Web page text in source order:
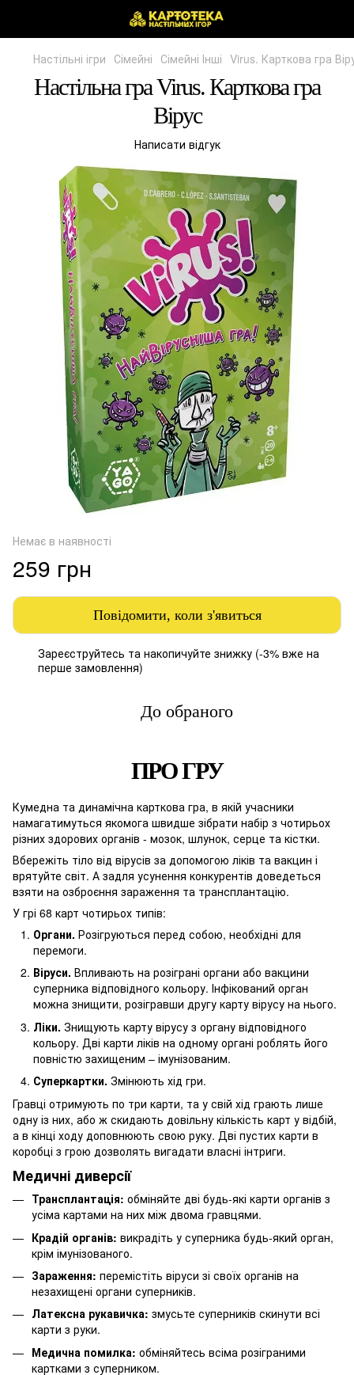
Настільні ігри Сімейні Сімейні Інші Virus. Карткова гра
Настільна гра Virus. Карткова гра
Вірус
Написати відгук
Немає в наявності
259 грн
Повідомити, коли з'явиться
Зареєструйтесь та накопичуйте знижку (-3% вже на
перше замовлення)
До обраного
ПРО ГРУ
Кумедна та динамічна карткова гра, в якій учасники
намагатимуться якомога швидше зібрати набір з чотирьох
різних здорових органів - мозок, шлунок, серце та кістки.
Вбережіть тіло від вірусів за допомогою ліків та вакцин і
врятуйте світ. А задля усунення конкурентів доведеться
взяти на озброєння зараження та трансплантацію.
У грі 68 карт чотирьох типів:
Органи. Розігруються перед собою, необхідні для
перемоги.
Віруси. Впливають на розіграні органи або вакцини
суперника відповідного кольору. Інфікований орган
можна знищити, розігравши другу карту вірусу на нього.
Ліки. Знищують карту вірусу з органу відповідного
кольору. Дві карти ліків на одному органі роблять його
повністю захищеним – імунізованим.
Суперкартки. Змінюють хід гри.
Гравці отримують по три карти, та у свій хід грають лише
одну із них, або ж скидають довільну кількість карт у відбій,
а в кінці ходу доповнюють свою руку. Дві пустих карти в
коробці з грою дозволять вигадати власні інтриги.
Медичні диверсії
Трансплантація: обміняйте дві будь-які карти органів з
усіма картами на них між двома гравцями.
Крадій органів: викрадіть у суперника будь-який орган,
крім імунізованого.
Зараження: перемістіть віруси зі своїх органів на
незахищені органи суперників.
Латексна рукавичка: змусьте суперників скинути всі
карти з руки.
Медична помилка: обміняйтесь всіма розіграними
картками з суперником.